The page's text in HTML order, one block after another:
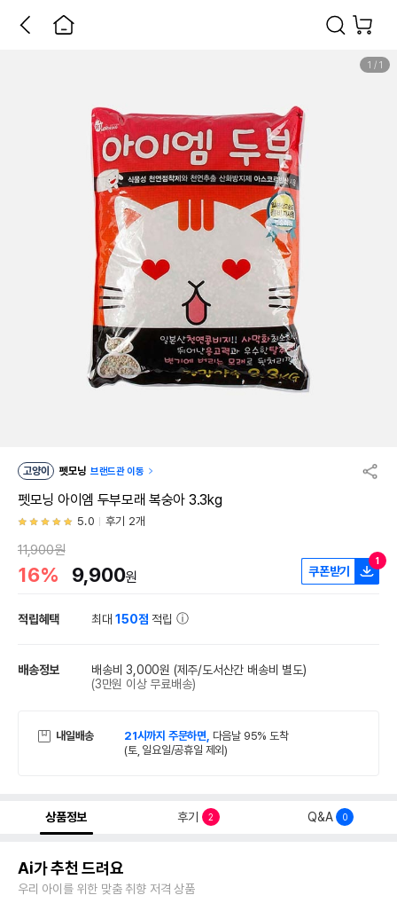
1 / 1
고양이 펫모닝 브랜드관 이동
펫모닝 아이엠 두부모래 복숭아 3.3kg
5.0 후기 2개
11,900원
16% 9,900원 쿠폰받기
1
적립혜택 최대150점 적립
배송정보 배송비 3,000원 (제주/도서산간 배송비 별도)
(3만원 이상 무료배송)
내일배송 21시까지 주문하면, 다음날 95% 도착
(토, 일요일/공휴일 제외)
상품정보 후기 2 Q&A 0
Ai가 추천 드려요
우리 아이를 위한 맞춤 취향 저격 상품